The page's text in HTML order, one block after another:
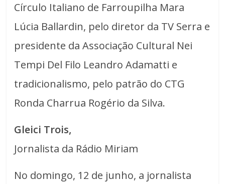
Círculo Italiano de Farroupilha Mara
Lúcia Ballardin, pelo diretor da TV Serra e
presidente da Associação Cultural Nei
Tempi Del Filo Leandro Adamatti e
tradicionalismo, pelo patrão do CTG
Ronda Charrua Rogério da Silva.
Gleici Trois,
Jornalista da Rádio Miriam
No domingo, 12 de junho, a jornalista